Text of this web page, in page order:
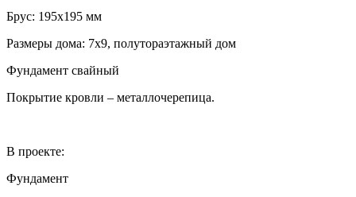
Брус: 195х195 мм
Размеры дома: 7х9, полутораэтажный дом
Фундамент свайный
Покрытие кровли – металлочерепица.
В проекте:
Фундамент